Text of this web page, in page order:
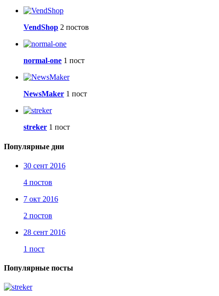
VendShop 2 постов
normal-one 1 пост
NewsMaker 1 пост
streker 1 пост
Популярные дни
30 сент 2016
4 постов
7 окт 2016
2 постов
28 сент 2016
1 пост
Популярные посты